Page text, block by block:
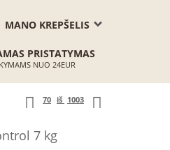
MANO KREPŠELIS
PRISTATYMAS
NUO 24EUR
70 iš 1003
7 kg